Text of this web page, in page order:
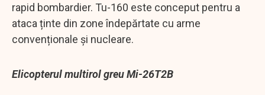
rapid bombardier. Tu-160 este conceput pentru a
ataca ținte din zone îndepărtate cu arme
convenționale și nucleare.
Elicopterul multirol greu Mi-26T2B